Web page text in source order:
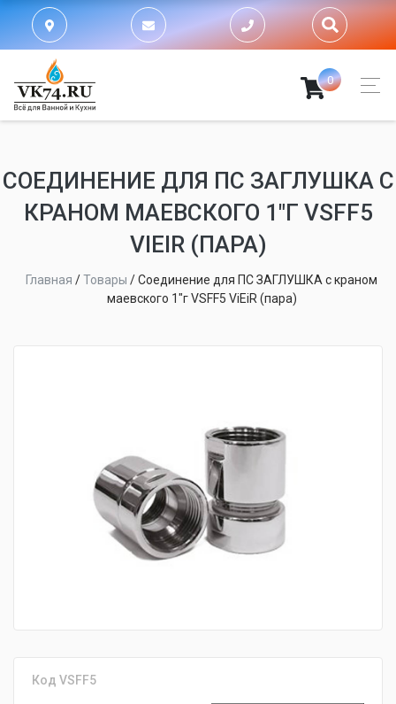
0
СОЕДИНЕНИЕ ДЛЯ ПС ЗАГЛУШКА С
КРАНОМ МАЕВСКОГО 1"Г VSFF5
VIEIR (ПАРА)
Главная /Товары /Соединение для ПС ЗАГЛУШКА с краном
маевского 1"г VSFF5 ViEiR (пара)
Код VSFF5